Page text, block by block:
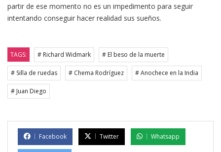
partir de ese momento no es un impedimento para seguir
intentando conseguir hacer realidad sus sueños.
TAGS: # Richard Widmark # El beso de la muerte
# Silla de ruedas # Chema Rodríguez # Anochece en la India
# Juan Diego
Facebook Twitter Whatsapp